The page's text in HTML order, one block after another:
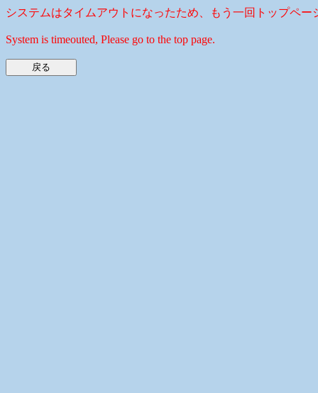
システムはタイムアウトになったため、もう一回トップペー
System is timeouted, Please go to the top page.